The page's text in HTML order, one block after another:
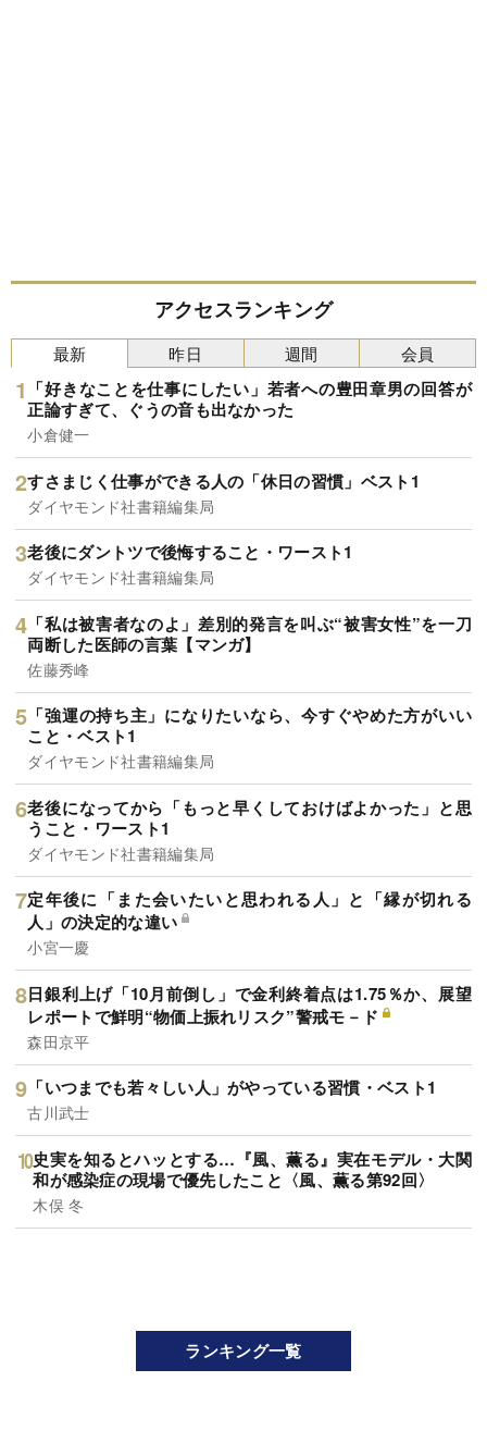
アクセスランキング
最新
「好きなことを仕事にしたい」若者への豊田章男の回答が
正論すぎて、ぐうの音も出なかった
小倉健一
すさまじく仕事ができる人の「休日の習慣」ベスト1
ダイヤモンド社書籍編集局
老後にダントツで後悔すること・ワースト1
ダイヤモンド社書籍編集局
「私は被害者なのよ」差別的発言を叫ぶ“被害女性”を一刀
両断した医師の言葉【マンガ】
佐藤秀峰
「強運の持ち主」になりたいなら、今すぐやめた方がいい
こと・ベスト1
ダイヤモンド社書籍編集局
老後になってから「もっと早くしておけばよかった」と思
うこと・ワースト1
ダイヤモンド社書籍編集局
定年後に「また会いたいと思われる人」と「縁が切れる
人」の決定的な違い
小宮一慶
日銀利上げ「10月前倒し」で金利終着点は1.75％か、展望
レポートで鮮明“物価上振れリスク”警戒モ－ド
森田京平
「いつまでも若々しい人」がやっている習慣・ベスト1
古川武士
史実を知るとハッとする…『風、薫る』実在モデル・大関
和が感染症の現場で優先したこと〈風、薫る第92回〉
木俣 冬
昨日 週間 会員
ランキング一覧